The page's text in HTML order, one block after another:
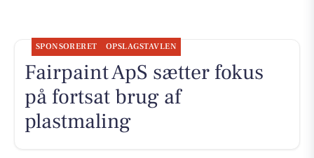
SPONSORERET OPSLAGSTAVLEN
Fairpaint ApS sætter fokus
på fortsat brug af
plastmaling